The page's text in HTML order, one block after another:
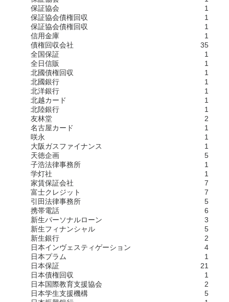
保証協会
1
保証協会債権回収
1
保証協会債権回収
1
信用金庫
1
債権回収会社
35
全国保証
1
全日信販
1
北國債権回収
1
北國銀行
1
北洋銀行
1
北越カード
1
北陸銀行
1
友林堂
2
名古屋カード
1
咲永
1
大阪ガスファイナンス
1
天徳企画
5
子浩法律事務所
1
学灯社
1
家賃保証会社
7
富士クレジット
7
引田法律事務所
5
携帯電話
6
新生パーソナルローン
3
新生フィナンシャル
5
新生銀行
2
日本インヴェスティゲーション
4
日本プラム
1
日本保証
21
日本債権回収
1
日本国際教育支援協会
2
日本学生支援機構
5